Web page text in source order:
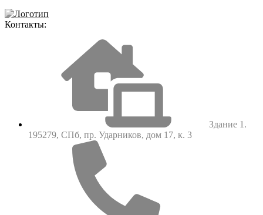
Контакты:
Здание 1.
195279, СПб, пр. Ударников, дом 17, к. 3